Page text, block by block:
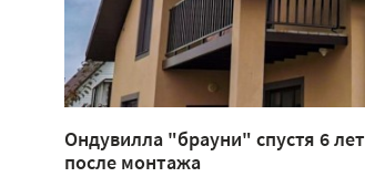
Ондувилла "брауни" спустя 6 лет
после монтажа